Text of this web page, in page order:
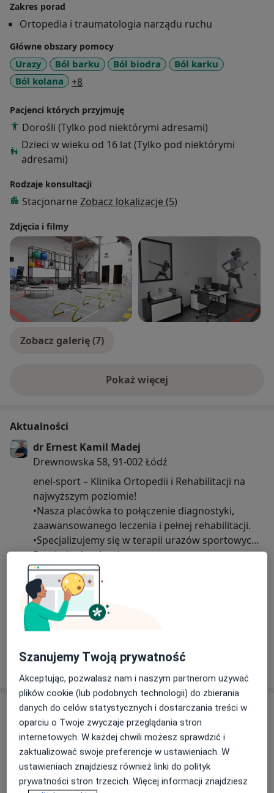
ludźmi. Ważnym aspektem jest dla mnie proces
ciągłego kształcenia oraz zdobywanie nowych
umiejętności i doświadczeń zawodowych.
Prywatnie moją pasją jest fotografia.
Zakres porad
Ortopedia i traumatologia narządu ruchu
Główne obszary pomocy
Urazy Ból barku Ból biodra
Ból karku
Ból kolana
+8a11y_sr_more_diseases
Pacjenci których przyjmuję
Dorośli (Tylko pod niektórymi adresami)
Dzieci w wieku od 16 lat (Tylko pod niektórymi
adresami)
Rodzaje konsultacji
Stacjonarne Zobacz lokalizacje (5)
Zdjęcia i filmy
Zobacz galerię (7)
Pokaż więcejo doświadczeniu
Aktualności
dr Ernest Kamil Madej
Drewnowska 58, 91-002 Łódź
enel-sport – Klinika Ortopedii i Rehabilitacji na
najwyższym poziomie!
•Nasza placówka to połączenie diagnostyki,
zaawansowanego leczenia i pełnej rehabilitacji.
•Specjalizujemy się w terapii urazów sportowych,
leczeniu bólu stawów i kręgosłupa oraz szybkim
powrocie pacjentów do pełnej sprawności.
•W naszym zespole pracują doświadczeni
specjaliści medycyny sportowej – opiekujemy się
zarówno zawodowymi sportowcami, jak i
osobami aktywnymi na co dzień.
zapraszamy do enel-sport!
Dowiedz się więcej
19/09/2025
Usługi i ceny
Konsultacja ortopedyczna
Od 190 zł Szczegóły Umów wizytę
Konsultacja ortopedyczna -
Szanujemy Twoją prywatność
Akceptując, pozwalasz nam i naszym partnerom używać
plików cookie (lub podobnych technologii) do zbierania
danych do celów statystycznych i dostarczania treści w
oparciu o Twoje zwyczaje przeglądania stron
internetowych. W każdej chwili możesz sprawdzić i
zaktualizować swoje preferencje w ustawieniach. W
ustawieniach znajdziesz również linki do polityk
prywatności stron trzecich. Więcej informacji znajdziesz